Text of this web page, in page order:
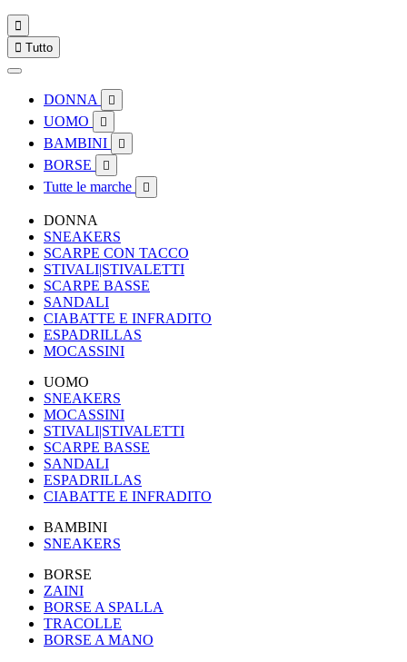

 Tutto
DONNA 
UOMO 
BAMBINI 
BORSE 
Tutte le marche 
DONNA
SNEAKERS
SCARPE CON TACCO
STIVALI|STIVALETTI
SCARPE BASSE
SANDALI
CIABATTE E INFRADITO
ESPADRILLAS
MOCASSINI
UOMO
SNEAKERS
MOCASSINI
STIVALI|STIVALETTI
SCARPE BASSE
SANDALI
ESPADRILLAS
CIABATTE E INFRADITO
BAMBINI
SNEAKERS
BORSE
ZAINI
BORSE A SPALLA
TRACOLLE
BORSE A MANO